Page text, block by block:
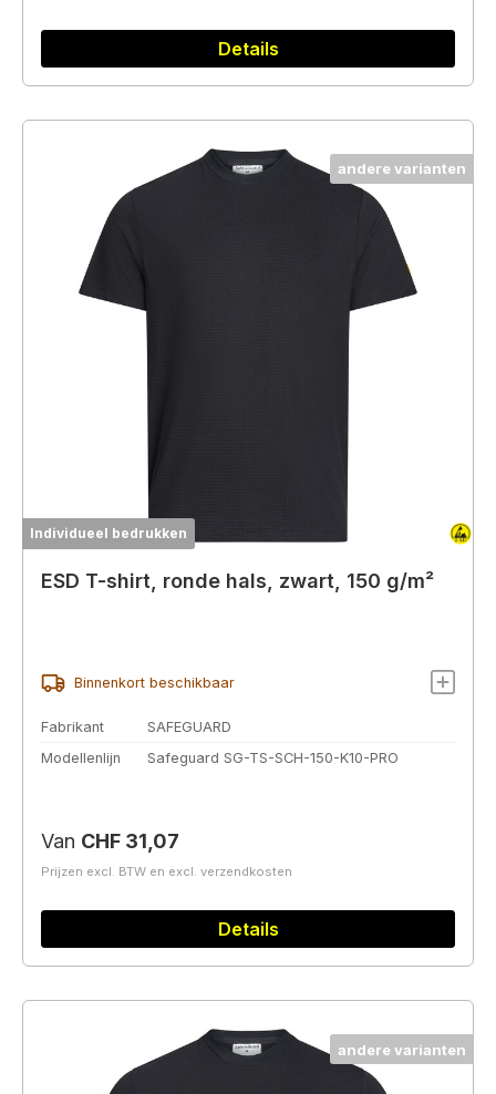
Details
andere varianten
Individueel bedrukken
ESD T-shirt, ronde hals, zwart, 150 g/m²
Binnenkort beschikbaar
Fabrikant
SAFEGUARD
Modellenlijn
Safeguard SG-TS-SCH-150-K10-PRO
Normale prijs:
Van CHF 31,07
Prijzen excl. BTW en excl. verzendkosten
Details
andere varianten